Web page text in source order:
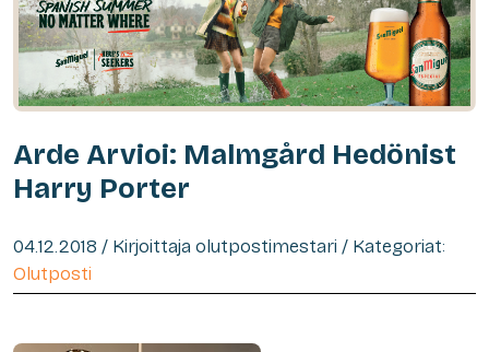
Arde Arvioi: Malmgård Hedönist
Harry Porter
04.12.2018 / Kirjoittaja olutpostimestari / Kategoriat:
Olutposti